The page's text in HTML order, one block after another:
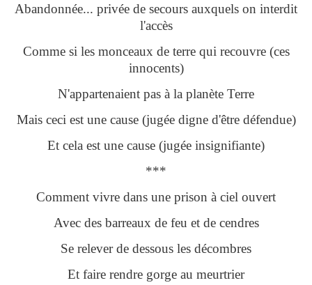
Abandonnée... privée de secours auxquels on interdit
l'accès
Comme si les monceaux de terre qui recouvre (ces
innocents)
N'appartenaient pas à la planète Terre
Mais ceci est une cause (jugée digne d'être défendue)
Et cela est une cause (jugée insignifiante)
***
Comment vivre dans une prison à ciel ouvert
Avec des barreaux de feu et de cendres
Se relever de dessous les décombres
Et faire rendre gorge au meurtrier